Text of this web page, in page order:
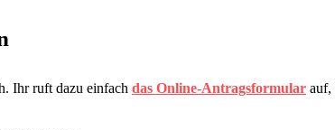
Ihr ruft dazu einfach das Online-Antragsformular auf,